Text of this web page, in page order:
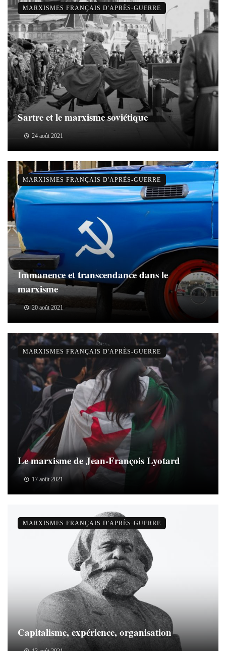
Sartre et le marxisme soviétique
24 août 2021
MARXISMES FRANÇAIS D'APRÈS-GUERRE
Immanence et transcendance dans le
marxisme
20 août 2021
MARXISMES FRANÇAIS D'APRÈS-GUERRE
Le marxisme de Jean-François Lyotard
17 août 2021
MARXISMES FRANÇAIS D'APRÈS-GUERRE
Capitalisme, expérience, organisation
MARXISMES FRANÇAIS D'APRÈS-GUERRE